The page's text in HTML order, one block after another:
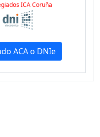
ICA Coruña
ACA o DNIe